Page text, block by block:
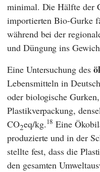
minimal. Die Hälfte der
importierten Bio-Gurke
während bei der
und Düngung ins
Eine Untersuchung des
Lebensmitteln in
oder biologische
Plastikverpackung,
CO2eq/kg.18 Eine
produzierte und in der
stellte fest, dass die
den gesamten